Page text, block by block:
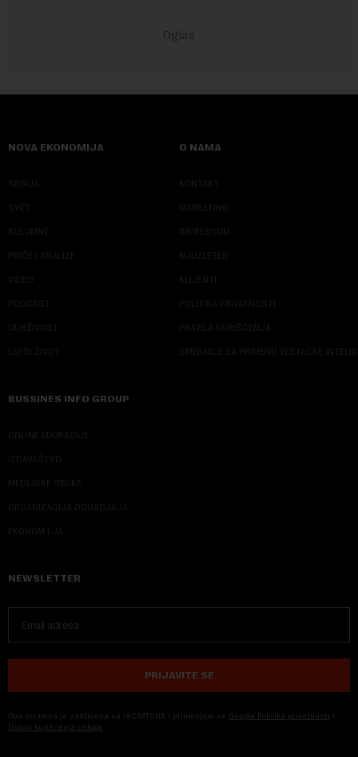
NOVA EKONOMIJA
SRBIJA
SVET
KOLUMNE
PRIČE I ANALIZE
VIDEO
PODCAST
ODRŽIVOST
LEPŠI ŽIVOT
O NAMA
KONTAKT
MARKETING
IMPRESSUM
NJUZLETER
KLIJENTI
POLITIKA PRIVATNOSTI
PRAVILA KORIŠĆENJA
SMERNICE ZA PRIMENU VEŠTAČKE
BUSSINES INFO GROUP
ONLINE EDUKACIJE
IZDAVAŠTVO
MEDIJSKE OBUKE
ORGANIZACIJA DOGADJAJA
EKONOM I JA
NEWSLETTER
PRIJAVITE SE
Ova stranica je zaštićena sa reCAPTCHA i primenjuju se Google Politika privatnosti i
Uslovi korišćenja usluge